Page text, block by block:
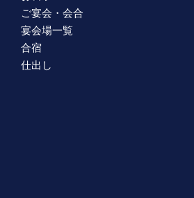
ご宴会・会合
宴会場一覧
合宿
仕出し